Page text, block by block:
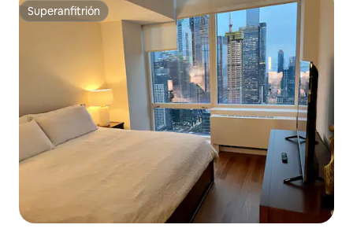
Superanfitrión
Superanfitrión